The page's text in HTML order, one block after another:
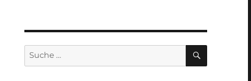
Suche
SUCHEN